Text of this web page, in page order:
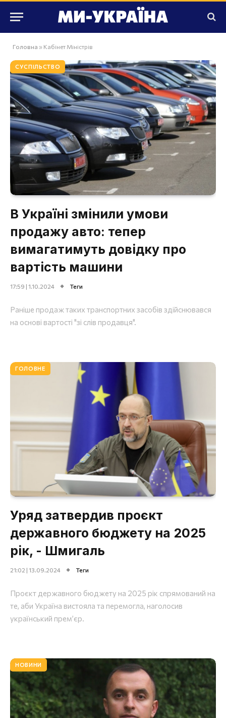
Головна » Кабінет Міністрів
СУСПІЛЬСТВО
В Україні змінили умови
продажу авто: тепер
вимагатимуть довідку про
вартість машини
17:59 | 1.10.2024 Теги
Раніше продаж таких транспортних засобів здійснювався
на основі вартості "зі слів продавця".
ГОЛОВНЕ
Уряд затвердив проєкт
державного бюджету на 2025
рік, - Шмигаль
21:02 | 13.09.2024 Теги
Проєкт державного бюджету на 2025 рік спрямований на
те, аби Україна вистояла та перемогла, наголосив
український премʼєр.
НОВИНИ